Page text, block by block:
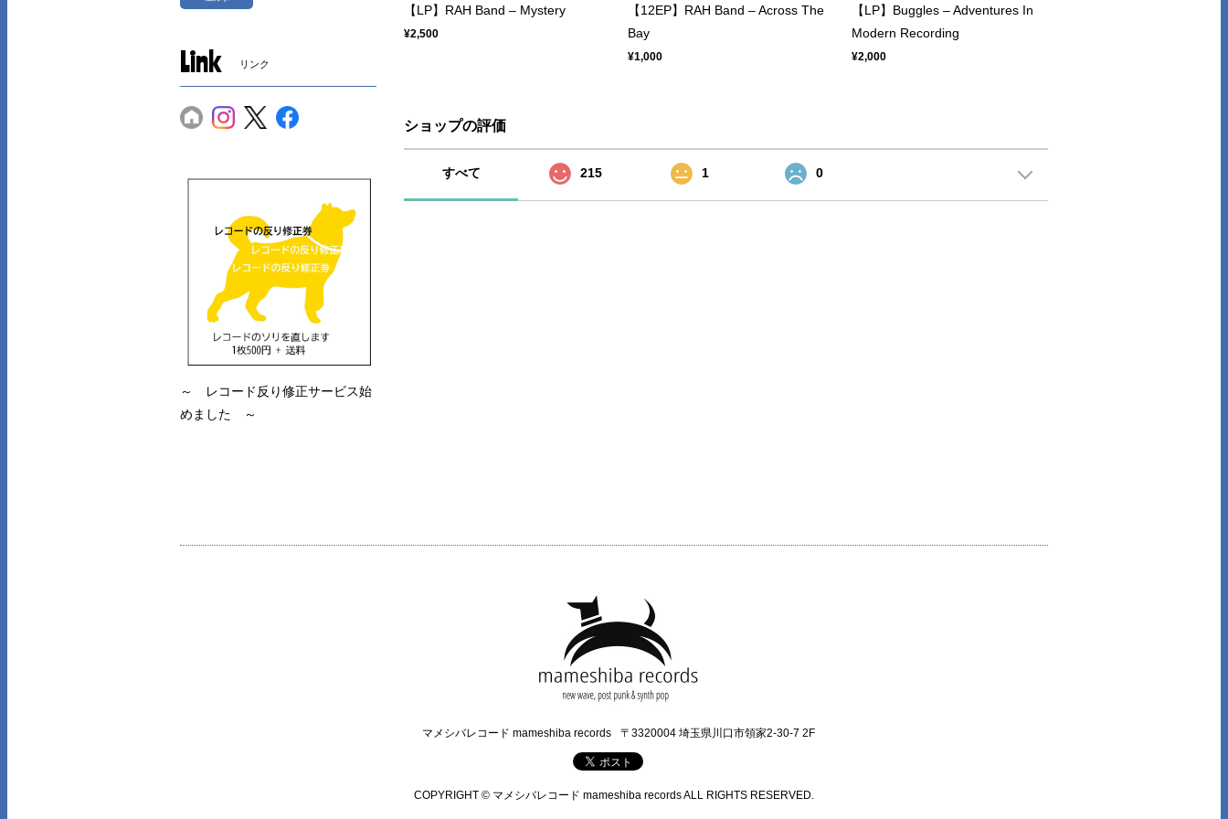
【LP】RAH Band – Mystery
¥2,500
【12EP】RAH Band – Across The
Bay
¥1,000
【LP】Buggles ‎– Adventures In
Modern Recording
¥2,000
ショップの評価
すべて 215 1 0
Link リンク
～ レコード反り修正サービス始
めました ～
マメシバレコード mameshiba records 〒3320004 埼玉県川口市領家2-30-7 2F
COPYRIGHT © マメシバレコード mameshiba records ALL RIGHTS RESERVED.